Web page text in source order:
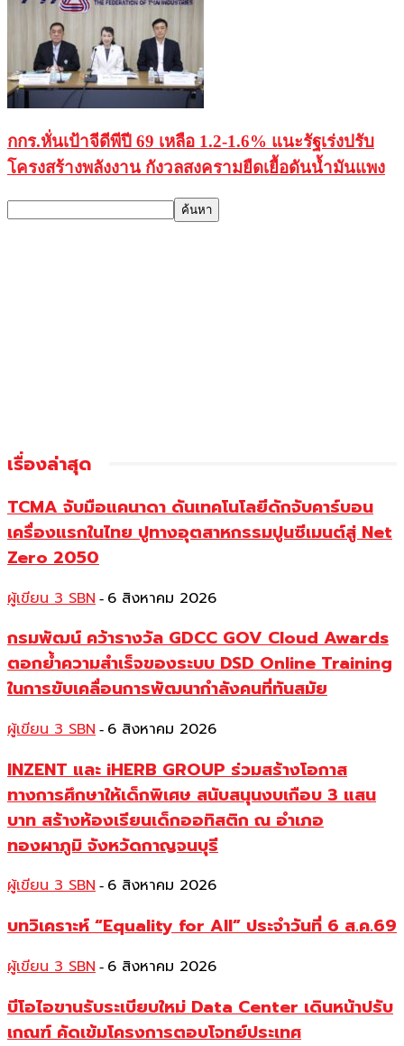
กกร.หั่นเป้าจีดีพีปี 69 เหลือ 1.2-1.6% แนะรัฐเร่งปรับ
โครงสร้างพลังงาน กังวลสงครามยืดเยื้อดันน้ำมันแพง
เรื่องล่าสุด
TCMA จับมือแคนาดา ดันเทคโนโลยีดักจับคาร์บอน
เครื่องแรกในไทย ปูทางอุตสาหกรรมปูนซีเมนต์สู่ Net
Zero 2050
ผู้เขียน 3 SBN - 6 สิงหาคม 2026
กรมพัฒน์ คว้ารางวัล GDCC GOV Cloud Awards
ตอกย้ำความสำเร็จของระบบ DSD Online Training
ในการขับเคลื่อนการพัฒนากำลังคนที่ทันสมัย
ผู้เขียน 3 SBN - 6 สิงหาคม 2026
INZENT และ iHERB GROUP ร่วมสร้างโอกาส
ทางการศึกษาให้เด็กพิเศษ สนับสนุนงบเกือบ 3 แสน
บาท สร้างห้องเรียนเด็กออทิสติก ณ อำเภอ
ทองผาภูมิ จังหวัดกาญจนบุรี
ผู้เขียน 3 SBN - 6 สิงหาคม 2026
บทวิเคราะห์ “Equality for All” ประจำวันที่ 6 ส.ค.69
ผู้เขียน 3 SBN - 6 สิงหาคม 2026
บีโอไอขานรับระเบียบใหม่ Data Center เดินหน้าปรับ
เกณฑ์ คัดเข้มโครงการตอบโจทย์ประเทศ